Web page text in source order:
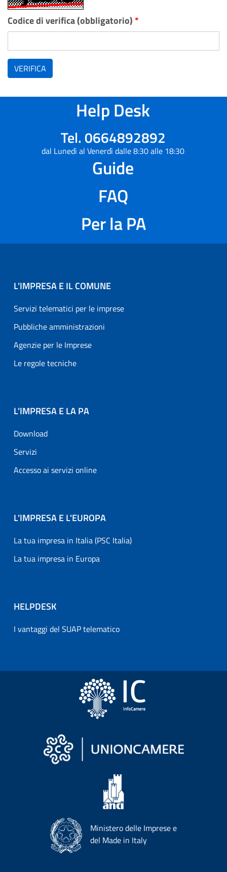
Codice di verifica (obbligatorio) *
VERIFICA
Help Desk
Tel. 0664892892
dal Lunedì al Venerdì dalle 8:30 alle 18:30
Guide
FAQ
Per la PA
L’IMPRESA E IL COMUNE
Servizi telematici per le imprese
Pubbliche amministrazioni
Agenzie per le Imprese
Le regole tecniche
L’IMPRESA E LA PA
Download
Servizi
Accesso ai servizi online
L’IMPRESA E L'EUROPA
La tua impresa in Italia (PSC Italia)
La tua impresa in Europa
HELPDESK
I vantaggi del SUAP telematico
Ministero delle Imprese e
del Made in Italy